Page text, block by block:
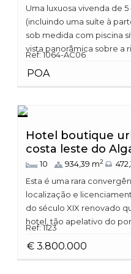
Uma luxuosa vivenda de
(incluindo uma suíte à
sob medida com piscina
vista panorâmica sobre a
Ref: 1064-AC06
POA
Hotel boutique
costa leste do
10 934,39 m2
Esta é uma rara
localização e
do século XIX renovado
hotel, tão apelativo do
Ref: 1123
€ 3.800.000